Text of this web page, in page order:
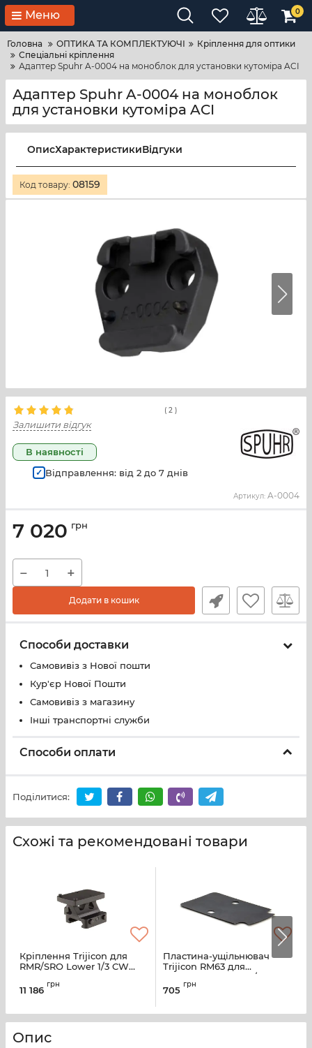
Меню 0
Головна ОПТИКА ТА КОМПЛЕКТУЮЧІ
Кріплення для оптики
Спеціальні кріплення
Адаптер Spuhr A-0004 на моноблок для установки кутоміра ACI
Адаптер Spuhr A-0004 на моноблок
для установки кутоміра ACI
ОписХарактеристикиВідгуки
Код товару: 08159
( 2 )
Залишити відгук
В наявності
Відправлення: від 2 до 7 днів
Артикул: A-0004
7 020 грн
− +
Додати в кошик
Способи доставки
Самовивіз з Нової пошти
Кур'єр Нової Пошти
Самовивіз з магазину
Інші транспортні служби
Способи оплати
Поділитися:
Схожі та рекомендовані товари
Кріплення Trijicon для
RMR/SRO Lower 1/3 CW
11 186
грн
Пластина-ущільнювач
Trijicon RM63 для
встановлення RMR/SRO
705
грн
Опис